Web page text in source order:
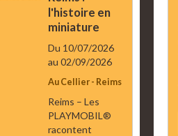
l'histoire en
miniature
Du 10/07/2026
au 02/09/2026
Au Cellier - Reims
Reims – Les
PLAYMOBIL®
racontent